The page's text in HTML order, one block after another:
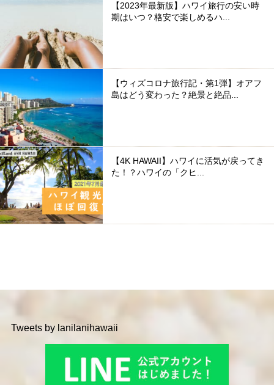
【2023年最新版】ハワイ旅行の安い時
期はいつ？格安で楽しめるハ...
【ウィズコロナ旅行記・第1弾】オアフ
島はどう変わった？絶景と絶品...
【4K HAWAII】ハワイに活気が戻ってき
た！？ハワイの「クヒ...
Tweets by lanilanihawaii